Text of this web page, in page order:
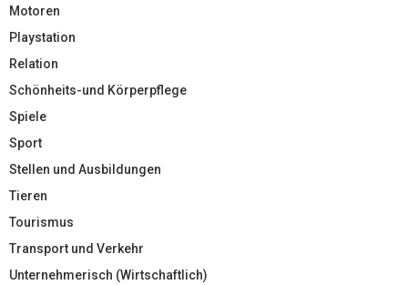
Motoren
Playstation
Relation
Schönheits-und Körperpflege
Spiele
Sport
Stellen und Ausbildungen
Tieren
Tourismus
Transport und Verkehr
Unternehmerisch (Wirtschaftlich)